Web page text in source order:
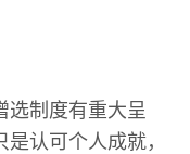
选制度有重大呈
认可个人成就，